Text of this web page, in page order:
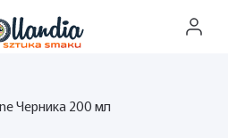
Черника 200 мл